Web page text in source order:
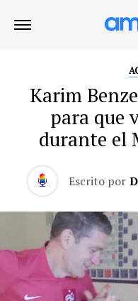
Karim
para que
durante el
Escrito por